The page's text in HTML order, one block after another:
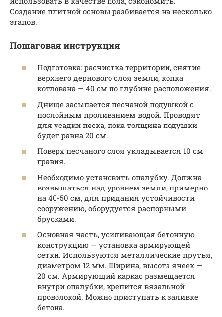
Создание плитной основы разбивается на несколько
этапов.
Пошаговая инструкция
Подготовка: расчистка территории, снятие
верхнего дернового слоя земли, копка
котлована — 40 см по глубине расположения.
Днище засыпается песчаной подушкой с
послойным проливанием водой. Проводят
для усадки песка, пока толщина подушки
будет равна 20 см.
Поверх песчаного слоя укладывается 10 см
гравия.
Необходимо установить опалубку. Должна
возвышаться над уровнем земли, примерно
на 40-50 см, для придания устойчивости
сооружению, оборудуется распорными
брусками.
Основная часть, усиливающая бетонную
конструкцию — установка армирующей
сетки. Используются металлические прутья,
диаметром 12 мм. Ширина, высота ячеек —
20 см. Армирующий каркас размещается
внутри опалубки, крепится вязальной
проволокой. Можно приступать к заливке
бетона.